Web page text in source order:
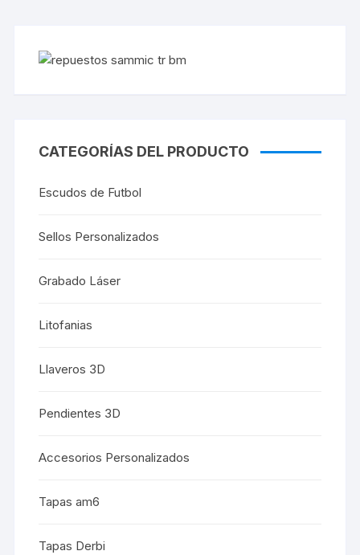
CATEGORÍAS DEL PRODUCTO
Escudos de Futbol
Sellos Personalizados
Grabado Láser
Litofanias
Llaveros 3D
Pendientes 3D
Accesorios Personalizados
Tapas am6
Tapas Derbi